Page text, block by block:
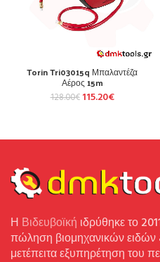
Torin Tri03015q Μπαλαντέζα
Αέρος 15m
128.00€ 115.20€
Η Βιδευβοϊκή ιδρύθηκε το
πώληση βιομηχανικών ειδών
μετέπειτα εξυπηρέτηση του